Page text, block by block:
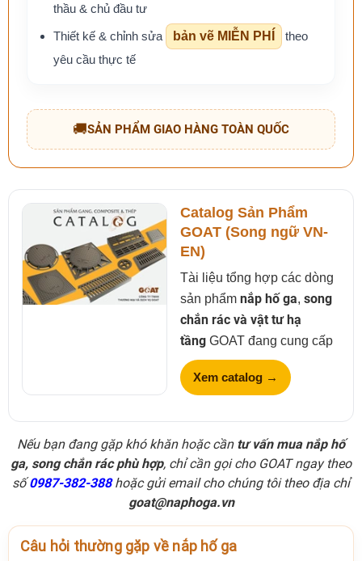
thầu & chủ đầu tư
Thiết kế & chỉnh sửa
bản vẽ MIỄN PHÍ
theo
yêu cầu thực tế
🚚SẢN PHẨM GIAO HÀNG TOÀN QUỐC
Catalog Sản Phẩm
GOAT (Song ngữ VN-
EN)
Tài liệu tổng hợp các dòng
sản phẩm nắp hố ga, song
chắn rác và vật tư hạ
tầng GOAT đang cung cấp
Xem catalog →
Nếu bạn đang gặp khó khăn hoặc cần tư vấn mua nắp hố
ga, song chắn rác phù hợp, chỉ cần gọi cho GOAT ngay theo
số0987-382-388 hoặc gửi email cho chúng tôi theo địa chỉ
goat@naphoga.vn
Câu hỏi thường gặp về nắp hố ga